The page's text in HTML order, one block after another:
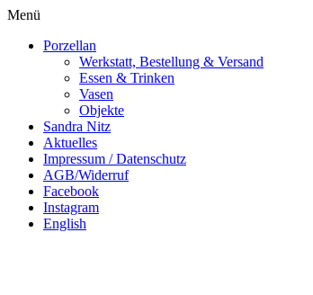
Menü
Porzellan
Werkstatt, Bestellung & Versand
Essen & Trinken
Vasen
Objekte
Sandra Nitz
Aktuelles
Impressum / Datenschutz
AGB/Widerruf
Facebook
Instagram
English